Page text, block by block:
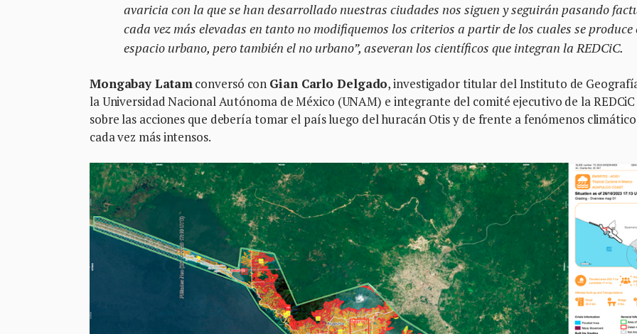
avaricia con la que se han desarrollado nuestras ciudades nos siguen y seguirán pasando
cada vez más elevadas en tanto no modifiquemos los criterios a partir de los cuales se produce
espacio urbano, pero también el no urbano”, aseveran los científicos que integran la REDCiC.
Mongabay Latamconversó con Gian Carlo Delgado, investigador titular del Instituto de
la Universidad Nacional Autónoma de México (UNAM) e integrante del comité ejecutivo de la REDCiC
sobre las acciones que debería tomar el país luego del huracán Otis y de frente a fenómenos
cada vez más intensos.